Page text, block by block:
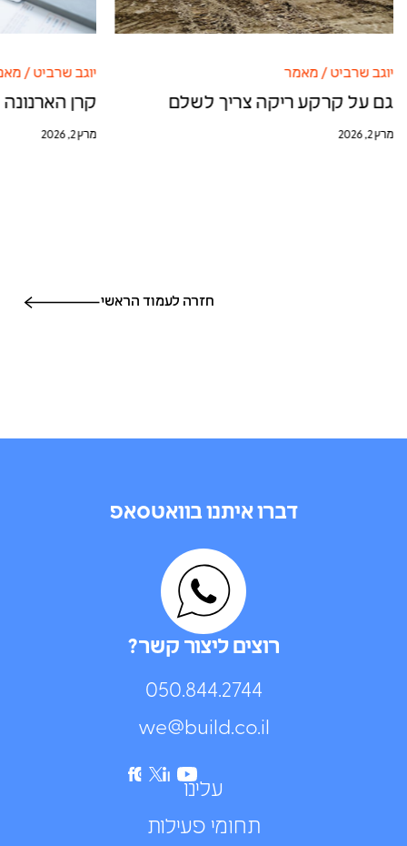
יוגב שרביט / מאמר
גם על קרקע ריקה צריך לשלם
מרץ 2, 2026
יוגב שרביט /
קרן
מרץ 2, 2026
חזרה לעמוד הראשי
עלינו
תחומי פעילות
דברו איתנו בוואטסאפ
רוצים ליצור קשר?
050.844.2744⁩
we@build.co.il